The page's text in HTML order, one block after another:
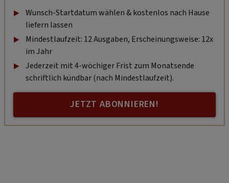
Wunsch-Startdatum wählen & kostenlos nach Hause
liefern lassen
Mindestlaufzeit: 12 Ausgaben, Erscheinungsweise: 12x
im Jahr
Jederzeit mit 4-wöchiger Frist zum Monatsende
schriftlich kündbar (nach Mindestlaufzeit).
JETZT ABONNIEREN!